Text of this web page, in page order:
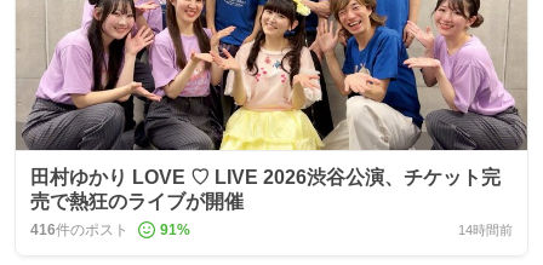
田村ゆかり LOVE ♡ LIVE 2026渋谷公演、チケット完
売で熱狂のライブが開催
416件のポスト 91% 14時間前